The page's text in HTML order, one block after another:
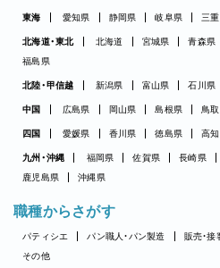
東海 愛知県 静岡県 岐阜県 三
北海道・東北 北海道 宮城県 青森県
福島県
北陸・甲信越 新潟県 富山県 石川県
中国 広島県 岡山県 島根県 鳥
四国 愛媛県 香川県 徳島県 高
九州・沖縄 福岡県 佐賀県 長崎県
鹿児島県
沖縄県
職種からさがす
パティシエ パン職人・パン製造 販売・接
その他